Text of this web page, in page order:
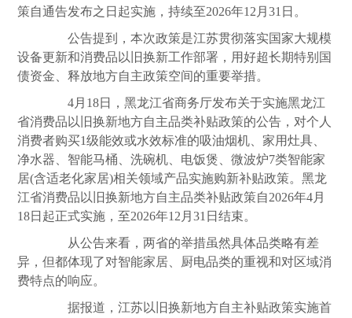
策自通告发布之日起实施，持续至2026年12月31日。
公告提到，本次政策是江苏贯彻落实国家大规模
设备更新和消费品以旧换新工作部署，用好超长期特别国
债资金、释放地方自主政策空间的重要举措。
4月18日，黑龙江省商务厅发布关于实施黑龙江
省消费品以旧换新地方自主品类补贴政策的公告，对个人
消费者购买1级能效或水效标准的吸油烟机、家用灶具、
净水器、智能马桶、洗碗机、电饭煲、微波炉7类智能家
居(含适老化家居)相关领域产品实施购新补贴政策。黑龙
江省消费品以旧换新地方自主品类补贴政策自2026年4月
18日起正式实施，至2026年12月31日结束。
从公告来看，两省的举措虽然具体品类略有差
异，但都体现了对智能家居、厨电品类的重视和对区域消
费特点的响应。
据报道，江苏以旧换新地方自主补贴政策实施首